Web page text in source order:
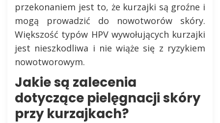
przekonaniem jest to, że kurzajki są groźne i
mogą prowadzić do nowotworów skóry.
Większość typów HPV wywołujących kurzajki
jest nieszkodliwa i nie wiąże się z ryzykiem
nowotworowym.
Jakie są zalecenia
dotyczące pielęgnacji skóry
przy kurzajkach?